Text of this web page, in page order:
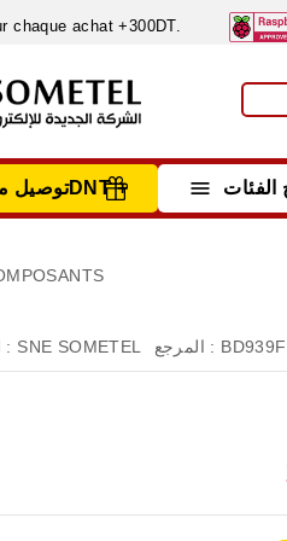
chaque achat +300DT.
 توصيل مجاني 300DNT +
العلامة التجارية : SNE SOMETEL المرجع : BD939F